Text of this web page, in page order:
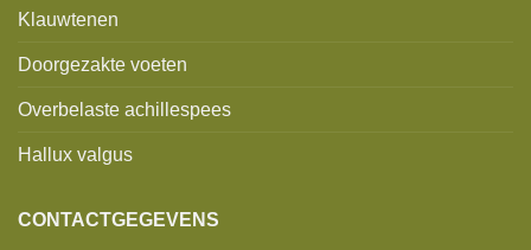
Klauwtenen
Doorgezakte voeten
Overbelaste achillespees
Hallux valgus
CONTACTGEGEVENS